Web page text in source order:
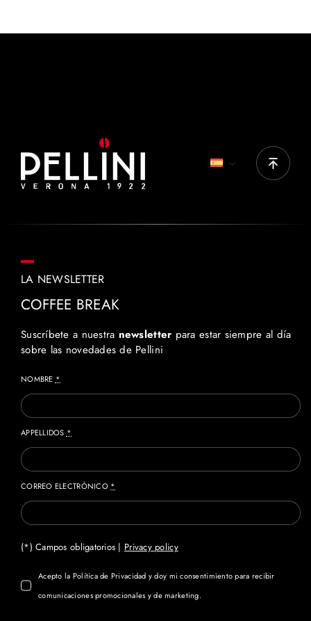
50-60 ml
LA NEWSLETTER
COFFEE BREAK
Suscríbete a nuestra newsletter para estar siempre al día
sobre las novedades de Pellini
NOMBRE *
APPELLIDOS *
CORREO ELECTRÓNICO *
(*) Campos obligatorios | Privacy policy
Acepto la Política de Privacidad y doy mi consentimiento para recibir
comunicaciones promocionales y de marketing.